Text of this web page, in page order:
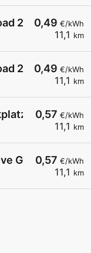
0,49 €/kWh
11,1 km
24
0,49 €/kWh
11,1 km
24
0,57 €/kWh
11,1 km
0,57 €/kWh
11,1 km
GmbH AT